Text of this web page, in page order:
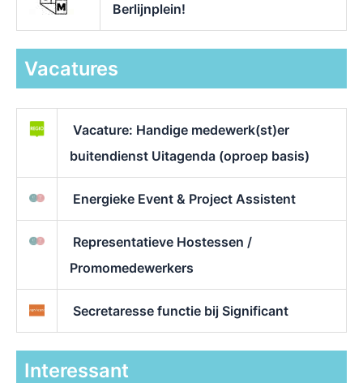
Berlijnplein!
Vacatures
Vacature: Handige medewerk(st)er
buitendienst Uitagenda (oproep basis)
Energieke Event & Project Assistent
Representatieve Hostessen /
Promomedewerkers
Secretaresse functie bij Significant
Interessant